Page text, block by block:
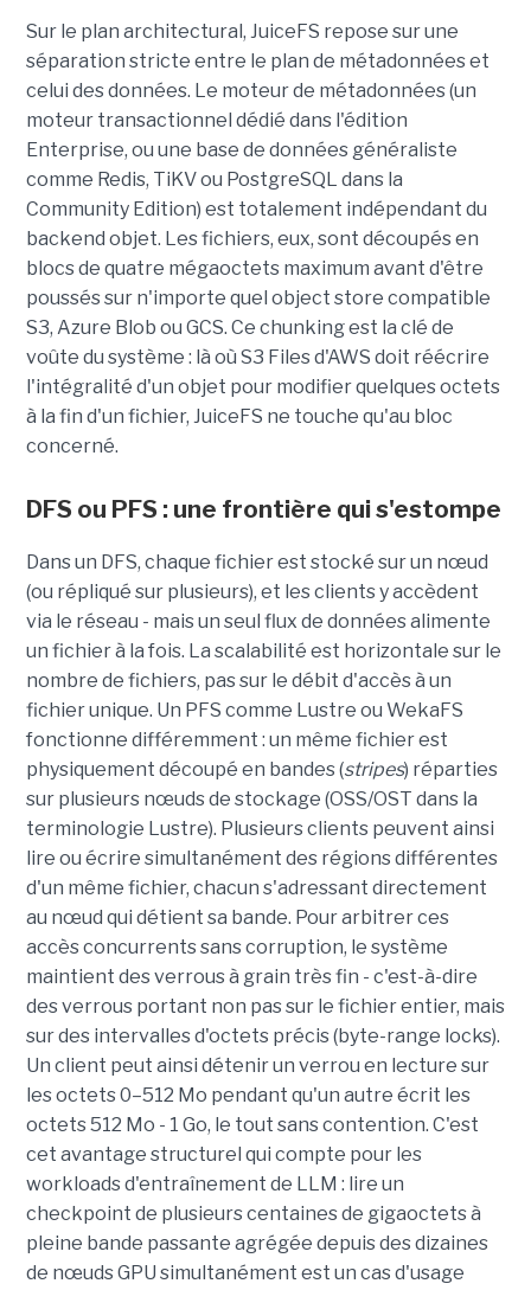
Sur le plan architectural, JuiceFS repose sur une
séparation stricte entre le plan de métadonnées et
celui des données. Le moteur de métadonnées (un
moteur transactionnel dédié dans l'édition
Enterprise, ou une base de données généraliste
comme Redis, TiKV ou PostgreSQL dans la
Community Edition) est totalement indépendant du
backend objet. Les fichiers, eux, sont découpés en
blocs de quatre mégaoctets maximum avant d'être
poussés sur n'importe quel object store compatible
S3, Azure Blob ou GCS. Ce chunking est la clé de
voûte du système : là où S3 Files d'AWS doit réécrire
l'intégralité d'un objet pour modifier quelques octets
à la fin d'un fichier, JuiceFS ne touche qu'au bloc
concerné.
DFS ou PFS : une frontière qui s'estompe
Dans un DFS, chaque fichier est stocké sur un nœud
(ou répliqué sur plusieurs), et les clients y accèdent
via le réseau - mais un seul flux de données alimente
un fichier à la fois. La scalabilité est horizontale sur le
nombre de fichiers, pas sur le débit d'accès à un
fichier unique. Un PFS comme Lustre ou WekaFS
fonctionne différemment : un même fichier est
physiquement découpé en bandes (stripes) réparties
sur plusieurs nœuds de stockage (OSS/OST dans la
terminologie Lustre). Plusieurs clients peuvent ainsi
lire ou écrire simultanément des régions différentes
d'un même fichier, chacun s'adressant directement
au nœud qui détient sa bande. Pour arbitrer ces
accès concurrents sans corruption, le système
maintient des verrous à grain très fin - c'est-à-dire
des verrous portant non pas sur le fichier entier, mais
sur des intervalles d'octets précis (byte-range locks).
Un client peut ainsi détenir un verrou en lecture sur
les octets 0–512 Mo pendant qu'un autre écrit les
octets 512 Mo - 1 Go, le tout sans contention. C'est
cet avantage structurel qui compte pour les
workloads d'entraînement de LLM : lire un
checkpoint de plusieurs centaines de gigaoctets à
pleine bande passante agrégée depuis des dizaines
de nœuds GPU simultanément est un cas d'usage